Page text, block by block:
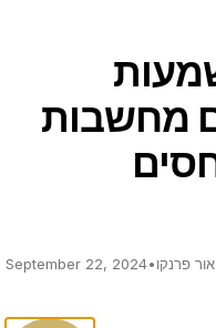
31 - משמעות
מחשבות
September 22, 2024•פרנקו